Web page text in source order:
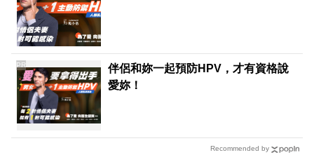
伴侶和妳一起預防HPV，才有資格說
愛妳！
PR
Recommended by